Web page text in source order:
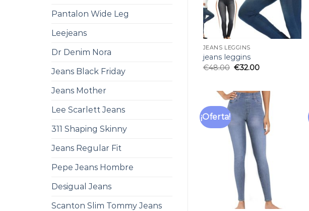
Pantalon Wide Leg
Leejeans
Dr Denim Nora
Jeans Black Friday
Jeans Mother
Lee Scarlett Jeans
311 Shaping Skinny
Jeans Regular Fit
Pepe Jeans Hombre
Desigual Jeans
Scanton Slim Tommy Jeans
JEANS LEGGINS
jeans leggins
€48.00 €32.00
¡Oferta!